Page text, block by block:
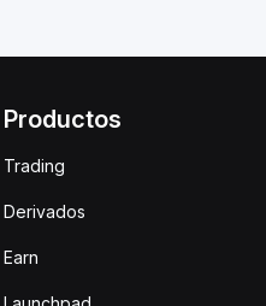
Productos
Trading
Derivados
Earn